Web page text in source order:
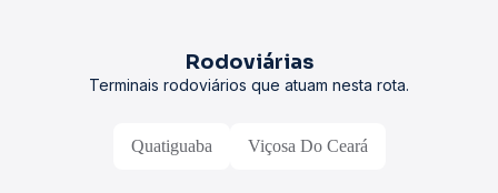
Rodoviárias
Terminais rodoviários que atuam nesta rota.
Quatiguaba Viçosa Do Ceará